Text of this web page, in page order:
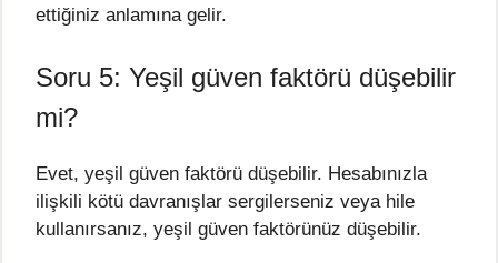
ettiğiniz anlamına gelir.
Soru 5: Yeşil güven faktörü düşebilir
mi?
Evet, yeşil güven faktörü düşebilir. Hesabınızla
ilişkili kötü davranışlar sergilerseniz veya hile
kullanırsanız, yeşil güven faktörünüz düşebilir.